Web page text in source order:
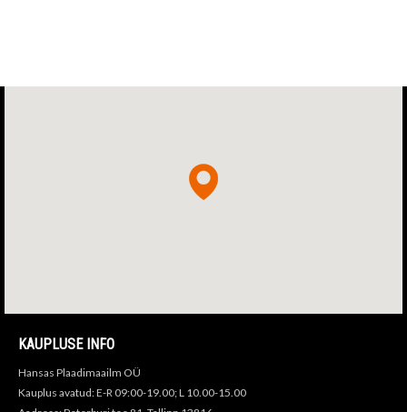
KAUPLUSE INFO
Hansas Plaadimaailm OÜ
Kauplus avatud: E-R 09:00-19.00; L 10.00-15.00